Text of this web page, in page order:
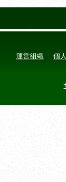
運営組織 個